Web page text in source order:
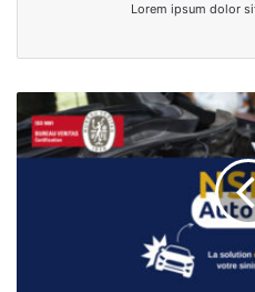
Lorem ipsum dolor
Togo|Sécurité
routière
: